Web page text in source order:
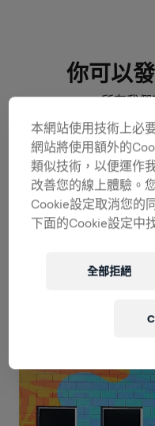
你可以
所有我們
本網站使用技術上必
網站將使用額外的
類似技術，以便運作
改善您的線上體驗。
Cookie設定取消您的
下面的Cookie設定中
全部拒絕